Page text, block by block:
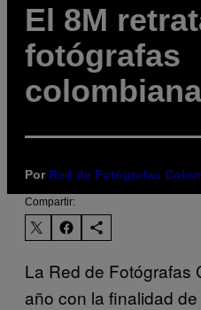
El 8M
fotógrafas
Por Red de Fotógrafas
Compartir:
La Red de Fotógrafas
año con la finalidad